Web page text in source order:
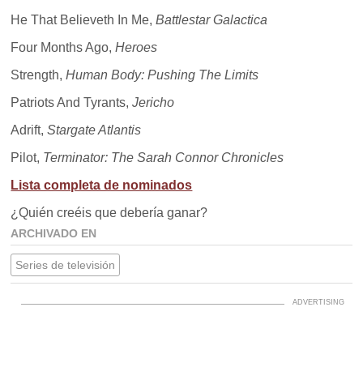
He That Believeth In Me,Battlestar Galactica
Four Months Ago,Heroes
Strength,Human Body: Pushing The Limits
Patriots And Tyrants,Jericho
Adrift,Stargate Atlantis
Pilot, Terminator: The Sarah Connor Chronicles
Lista completa de nominados
¿Quién creéis que debería ganar?
ARCHIVADO EN
Series de televisión